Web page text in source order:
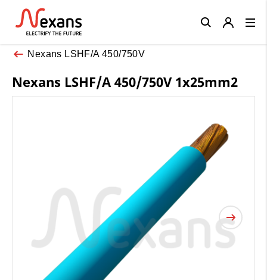
Nexans LSHF/A 450/750V
Nexans LSHF/A 450/750V 1x25mm2
Close